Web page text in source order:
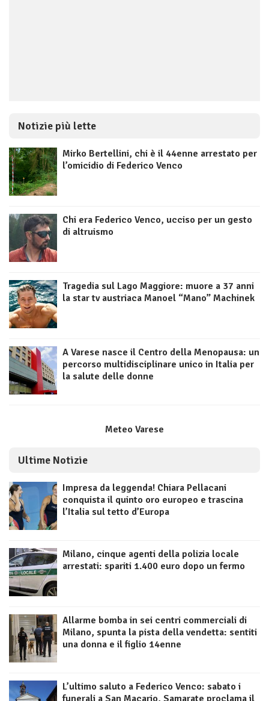
Notizie più lette
Mirko Bertellini, chi è il 44enne arrestato per
l’omicidio di Federico Venco
Chi era Federico Venco, ucciso per un gesto
di altruismo
Tragedia sul Lago Maggiore: muore a 37 anni
la star tv austriaca Manoel “Mano” Machinek
A Varese nasce il Centro della Menopausa: un
percorso multidisciplinare unico in Italia per
la salute delle donne
Meteo Varese
Ultime Notizie
Impresa da leggenda! Chiara Pellacani
conquista il quinto oro europeo e trascina
l’Italia sul tetto d’Europa
Milano, cinque agenti della polizia locale
arrestati: spariti 1.400 euro dopo un fermo
Allarme bomba in sei centri commerciali di
Milano, spunta la pista della vendetta: sentiti
una donna e il figlio 14enne
L’ultimo saluto a Federico Venco: sabato i